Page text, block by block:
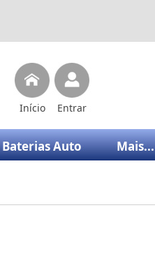
Início Entrar
Baterias Auto Mais...